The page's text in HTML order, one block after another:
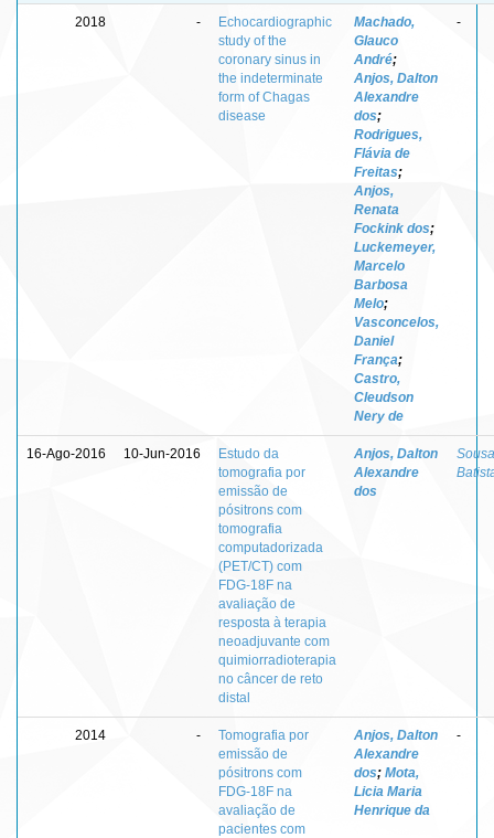
2018 -
Echocardiographic
study of the
coronary sinus in
the indeterminate
form of Chagas
disease
Machado,
Glauco
André;
Anjos, Dalton
Alexandre
dos;
Rodrigues,
Flávia de
Freitas;
Anjos,
Renata
Fockink dos;
Luckemeyer,
Marcelo
Barbosa
Melo;
Vasconcelos,
Daniel
França;
Castro,
Cleudson
Nery de
-
16-Ago-2016 10-Jun-2016
Estudo da
tomografia por
emissão de
pósitrons com
tomografia
computadorizada
(PET/CT) com
FDG-18F na
avaliação de
resposta à terapia
neoadjuvante com
quimiorradioterapia
no câncer de reto
distal
Anjos, Dalton
Alexandre
dos
2014 -
Tomografia por
emissão de
pósitrons com
FDG-18F na
avaliação de
pacientes com
Anjos, Dalton
Alexandre
dos; Mota,
Licia Maria
Henrique da
-